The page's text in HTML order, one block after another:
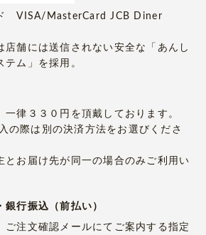
VISA/MasterCard JCB Diner
店舗には送信されない安全な「あんし
ム」を採用。
律３３０円を頂戴しております。
の際は別の決済方法をお選びくださ
とお届け先が同一の場合のみご利用い
行振込（前払い）
ご注文確認メールにてご案内する指定